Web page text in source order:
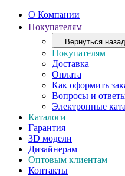
О Компании
Покупателям
Вернуться назад
Покупателям
Доставка
Оплата
Как оформить
Вопросы и
Электронные
Каталоги
Гарантия
3D модели
Дизайнерам
Оптовым клиентам
Контакты